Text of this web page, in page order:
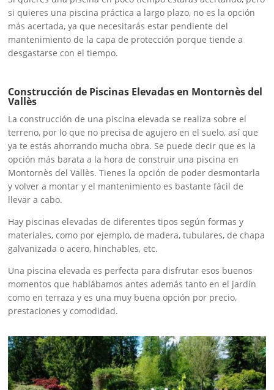
si quieres una piscina práctica a largo plazo, no es la opción
más acertada, ya que necesitarás estar pendiente del
mantenimiento de la capa de protección porque tiende a
desgastarse con el tiempo.
Construcción de Piscinas Elevadas en Montornès del
Vallès
La construcción de una piscina elevada se realiza sobre el
terreno, por lo que no precisa de agujero en el suelo, así que
ya te estás ahorrando mucha obra. Se puede decir que es la
opción más barata a la hora de construir una piscina en
Montornès del Vallès. Tienes la opción de poder desmontarla
y volver a montar y el mantenimiento es bastante fácil de
llevar a cabo.
Hay piscinas elevadas de diferentes tipos según formas y
materiales, como por ejemplo, de madera, tubulares, de chapa
galvanizada o acero, hinchables, etc.
Una piscina elevada es perfecta para disfrutar esos buenos
momentos que hablábamos antes además tanto en el jardín
como en terraza y es una muy buena opción por precio,
prestaciones y comodidad.